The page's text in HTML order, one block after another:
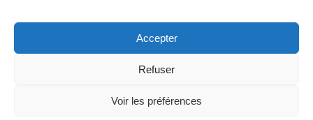
Accepter
Refuser
Voir les préférences